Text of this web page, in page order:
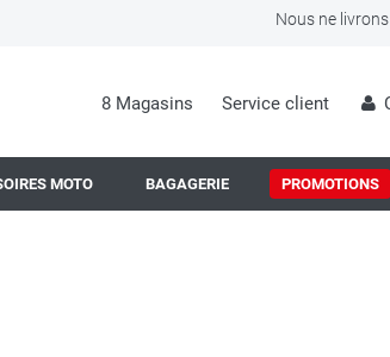
Nous ne
8 Magasins Service client
MOTO BAGAGERIE PROMOTIONS